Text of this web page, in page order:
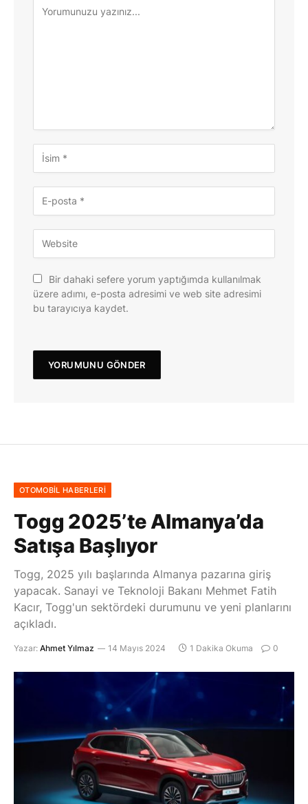
Bir dahaki sefere yorum yaptığımda kullanılmak
üzere adımı, e-posta adresimi ve web site adresimi
bu tarayıcıya kaydet.
OTOMOBIL HABERLERI
Togg 2025’te Almanya’da
Satışa Başlıyor
Togg, 2025 yılı başlarında Almanya pazarına giriş
yapacak. Sanayi ve Teknoloji Bakanı Mehmet Fatih
Kacır, Togg'un sektördeki durumunu ve yeni planlarını
açıkladı.
Yazar: Ahmet Yılmaz 14 Mayıs 2024 1 Dakika Okuma 0